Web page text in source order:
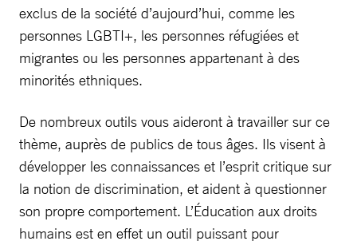
exclus de la société d’aujourd’hui, comme les
personnes LGBTI+, les personnes réfugiées et
migrantes ou les personnes appartenant à des
minorités ethniques.
De nombreux outils vous aideront à travailler sur ce
thème, auprès de publics de tous âges. Ils visent à
développer les connaissances et l’esprit critique sur
la notion de discrimination, et aident à questionner
son propre comportement. L’Éducation aux droits
humains est en effet un outil puissant pour